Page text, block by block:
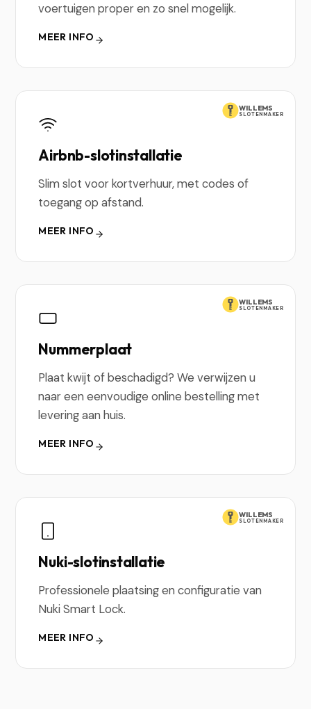
voertuigen proper en zo snel mogelijk.
MEER INFO
WILLEMS
SLOTENMAKER
Airbnb-slotinstallatie
Slim slot voor kortverhuur, met codes of
toegang op afstand.
MEER INFO
WILLEMS
SLOTENMAKER
Nummerplaat
Plaat kwijt of beschadigd? We verwijzen u
naar een eenvoudige online bestelling met
levering aan huis.
MEER INFO
WILLEMS
SLOTENMAKER
Nuki-slotinstallatie
Professionele plaatsing en configuratie van
Nuki Smart Lock.
MEER INFO